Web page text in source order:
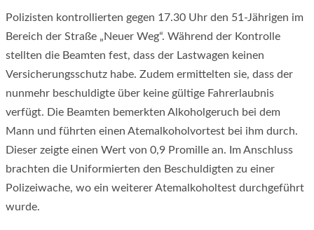
Polizisten kontrollierten gegen 17.30 Uhr den 51-Jährigen im
Bereich der Straße „Neuer Weg“. Während der Kontrolle
stellten die Beamten fest, dass der Lastwagen keinen
Versicherungsschutz habe. Zudem ermittelten sie, dass der
nunmehr beschuldigte über keine gültige Fahrerlaubnis
verfügt. Die Beamten bemerkten Alkoholgeruch bei dem
Mann und führten einen Atemalkoholvortest bei ihm durch.
Dieser zeigte einen Wert von 0,9 Promille an. Im Anschluss
brachten die Uniformierten den Beschuldigten zu einer
Polizeiwache, wo ein weiterer Atemalkoholtest durchgeführt
wurde.